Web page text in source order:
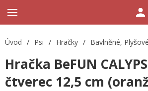
Úvod / Psi / Hračky / Bavlněné, Plyšové
Hračka BeFUN
čtverec 12,5 cm